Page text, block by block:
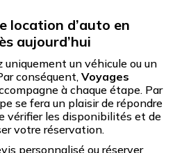
location d’auto en
aujourd’hui
uniquement un véhicule ou un
conséquent, Voyages
à chaque étape. Par
se fera un plaisir de répondre
vérifier les disponibilités et de
votre réservation.
personnalisé ou réserver